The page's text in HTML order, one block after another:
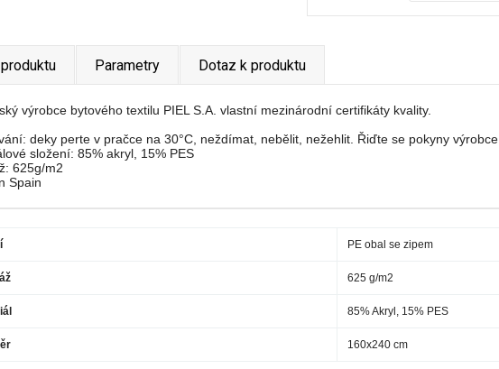
Parametry Dotaz k produktu
výrobce bytového textilu PIEL S.A. vlastní mezinárodní certifikáty kvality.
deky perte v pračce na 30°C, neždímat, nebělit, nežehlit. Řiďte se pokyny výrobce.
složení: 85% akryl, 15% PES
625g/m2
Spain
PE obal se zipem
625 g/m2
85% Akryl, 15% PES
160x240 cm